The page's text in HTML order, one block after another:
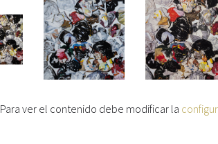
Para ver el contenido debe modificar la